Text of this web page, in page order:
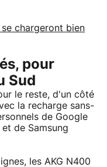
chargeront bien
pour
Sud
le reste, d'un côté
la recharge sans-
de Google
de Samsung
les AKG N400